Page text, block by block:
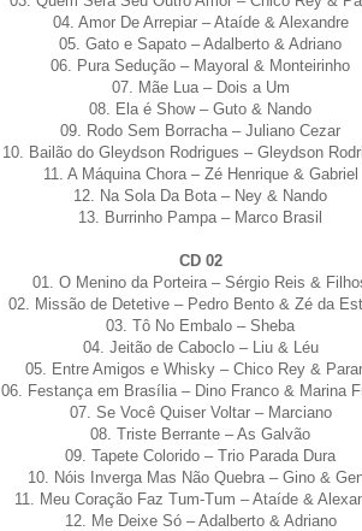
04. Amor De Arrepiar – Ataíde & Alexandre
05. Gato e Sapato – Adalberto & Adriano
06. Pura Sedução – Mayoral & Monteirinho
07. Mãe Lua – Dois a Um
08. Ela é Show – Guto & Nando
09. Rodo Sem Borracha – Juliano Cezar
10. Bailão do Gleydson Rodrigues – Gleydson
11. A Máquina Chora – Zé Henrique & Gabriel
12. Na Sola Da Bota – Ney & Nando
13. Burrinho Pampa – Marco Brasil
CD 02
01. O Menino da Porteira – Sérgio Reis &
02. Missão de Detetive – Pedro Bento & Zé da
03. Tô No Embalo – Sheba
04. Jeitão de Caboclo – Liu & Léu
05. Entre Amigos e Whisky – Chico Rey &
06. Festança em Brasília – Dino Franco & Marina
07. Se Você Quiser Voltar – Marciano
08. Triste Berrante – As Galvão
09. Tapete Colorido – Trio Parada Dura
10. Nóis Inverga Mas Não Quebra – Gino &
11. Meu Coração Faz Tum-Tum – Ataíde &
12. Me Deixe Só – Adalberto & Adriano